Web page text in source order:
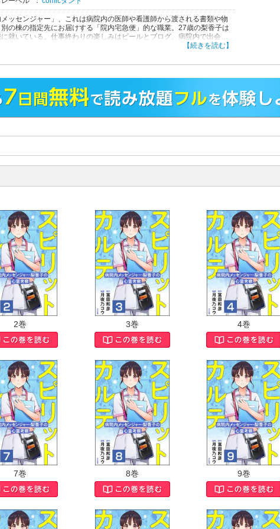
ッセンジャー」、これは病院内の医師や看護師から渡される書類や物
の棟の指定先にお届けする「院内宅急便」的な職業。27歳の梨香子は
就いている。仕事終わりの楽しみはビールとブログ。病院内で出会っ
たりした霊現象をブログに書いている。Karte1…病院内のトイレから
ず、直後に誰かが後ろを通り!? 病院霊が伝える生死の尊厳を考察す
【続きを読む】
2巻 3巻 4巻
7巻 8巻 9巻